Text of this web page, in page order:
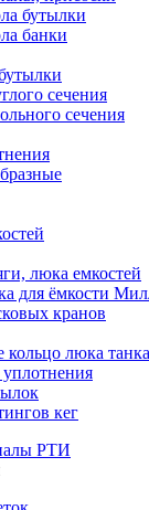
бутылки
банки
сечения
сечения
люка емкостей
для ёмкости
кранов
кольцо люка танка
кег
РТИ